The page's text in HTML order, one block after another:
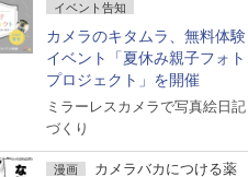
イベント告知
カメラのキタムラ、無料体験
イベント「夏休み親子フォト
プロジェクト」を開催
ミラーレスカメラで写真絵日記
づくり
漫画
カメラバカにつける薬